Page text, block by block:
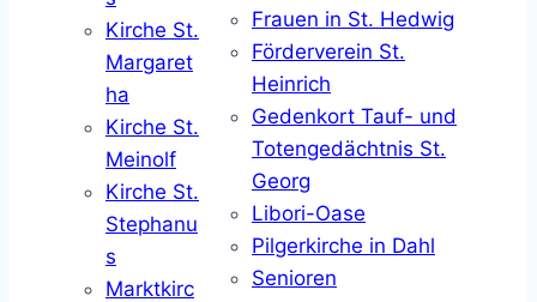
Kirche St.
Margaret
ha
Kirche St.
Meinolf
Kirche St.
Stephanu
s
Marktkirc
Frauen in St. Hedwig
Förderverein St.
Heinrich
Gedenkort Tauf- und
Totengedächtnis St.
Georg
Libori-Oase
Pilgerkirche in Dahl
Senioren